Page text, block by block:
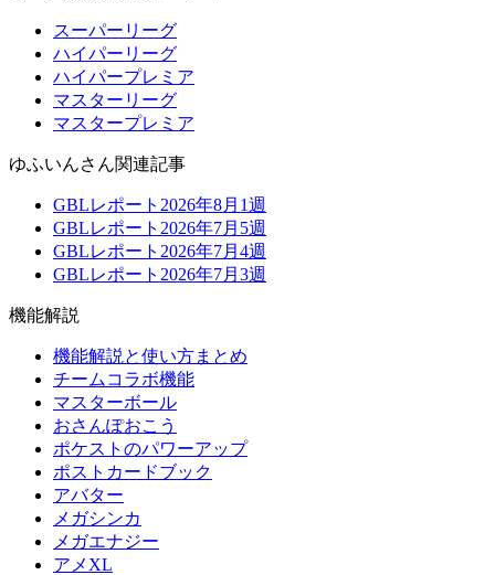
スーパーリーグ
ハイパーリーグ
ハイパープレミア
マスターリーグ
マスタープレミア
ゆふいんさん関連記事
GBLレポート2026年8月1週
GBLレポート2026年7月5週
GBLレポート2026年7月4週
GBLレポート2026年7月3週
機能解説
機能解説と使い方まとめ
チームコラボ機能
マスターボール
おさんぽおこう
ポケストのパワーアップ
ポストカードブック
アバター
メガシンカ
メガエナジー
アメXL